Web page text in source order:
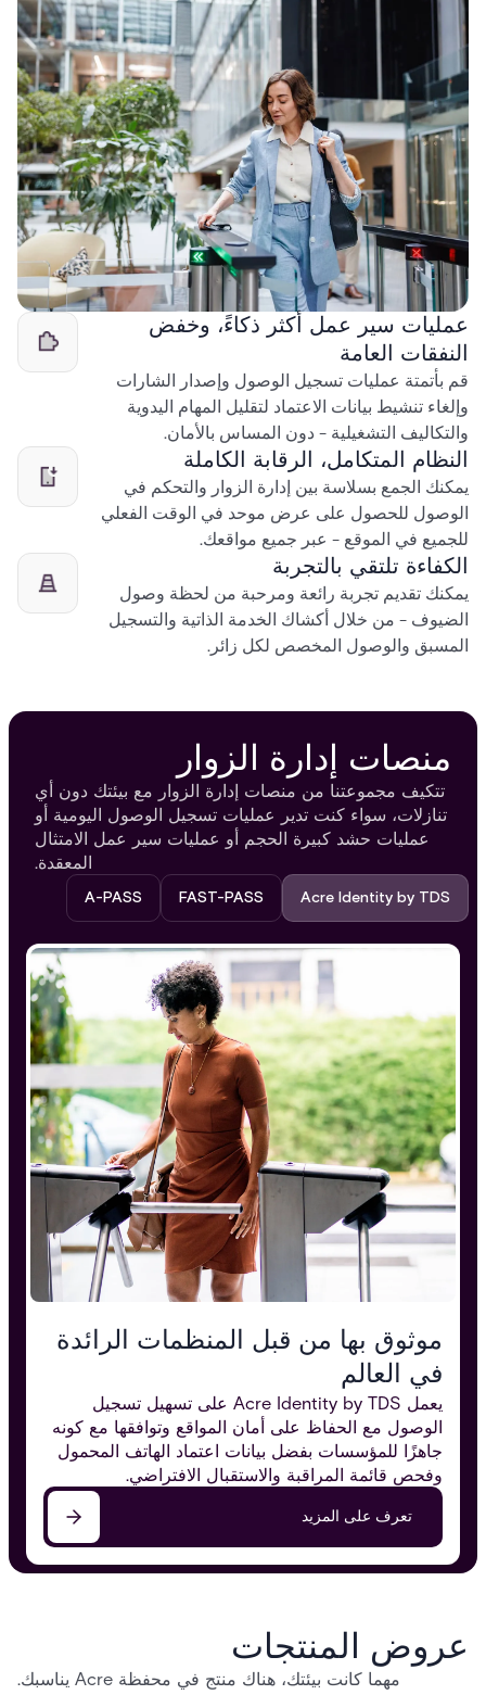
عمليات سير عمل أكثر ذكاءً، وخفض
النفقات العامة
قم بأتمتة عمليات تسجيل الوصول وإصدار الشارات
وإلغاء تنشيط بيانات الاعتماد لتقليل المهام اليدوية
والتكاليف التشغيلية - دون المساس بالأمان.
النظام المتكامل، الرقابة الكاملة
يمكنك الجمع بسلاسة بين إدارة الزوار والتحكم في
الوصول للحصول على عرض موحد في الوقت الفعلي
للجميع في الموقع - عبر جميع مواقعك.
الكفاءة تلتقي بالتجربة
يمكنك تقديم تجربة رائعة ومرحبة من لحظة وصول
الضيوف - من خلال أكشاك الخدمة الذاتية والتسجيل
المسبق والوصول المخصص لكل زائر.
منصات إدارة الزوار
تتكيف مجموعتنا من منصات إدارة الزوار مع بيئتك دون أي
تنازلات، سواء كنت تدير عمليات تسجيل الوصول اليومية أو
عمليات حشد كبيرة الحجم أو عمليات سير عمل الامتثال
المعقدة.
Acre Identity by TDS​
FAST-PASS​
A-PASS
موثوق بها من قبل المنظمات الرائدة
في العالم
يعمل Acre Identity by TDS على تسهيل تسجيل
الوصول مع الحفاظ على أمان المواقع وتوافقها مع كونه
جاهزًا للمؤسسات بفضل بيانات اعتماد الهاتف المحمول
وفحص قائمة المراقبة والاستقبال الافتراضي.
تعرف على المزيد
عروض المنتجات
مهما كانت بيئتك، هناك منتج في محفظة Acre يناسبك.